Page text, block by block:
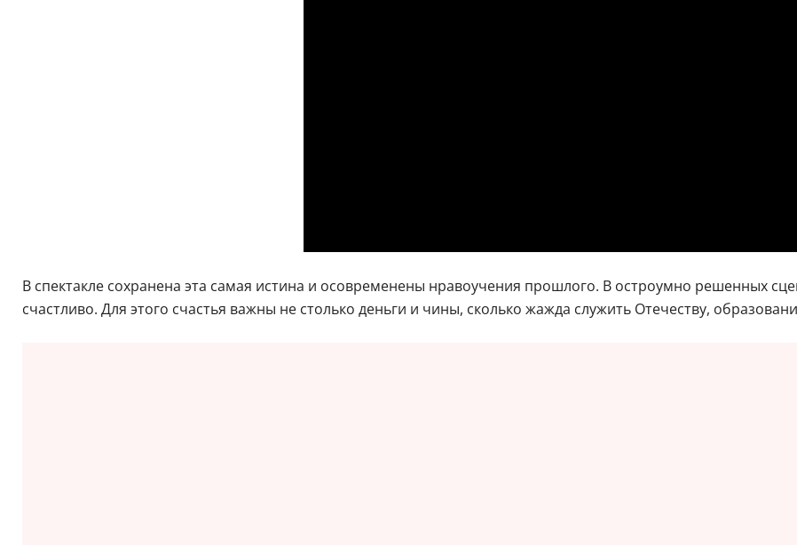
В спектакле сохранена эта самая истина и осовременены нравоучения прошлого. В остроумно решенных
счастливо. Для этого счастья важны не столько деньги и чины, сколько жажда служить Отечеству,